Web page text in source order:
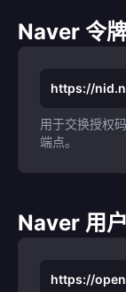
Naver 令
https://
用于交换授权
端点。
Naver 用
https://